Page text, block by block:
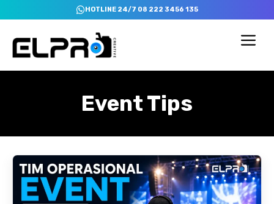
to
content
HOTLINE 24/7 08 222 3456 135
Event Tips